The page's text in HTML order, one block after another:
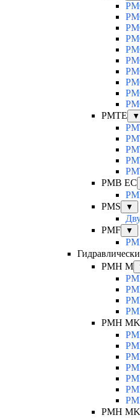
PMTE
▼
PMB EC
PMS
▼
PMF
▼
PMH M
PMH
PMH